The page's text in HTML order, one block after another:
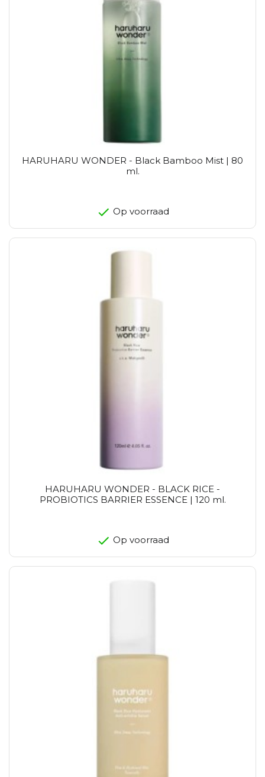
HARUHARU WONDER - Black Bamboo Mist | 80
ml.
Op voorraad
HARUHARU WONDER - BLACK RICE -
PROBIOTICS BARRIER ESSENCE | 120 ml.
Op voorraad